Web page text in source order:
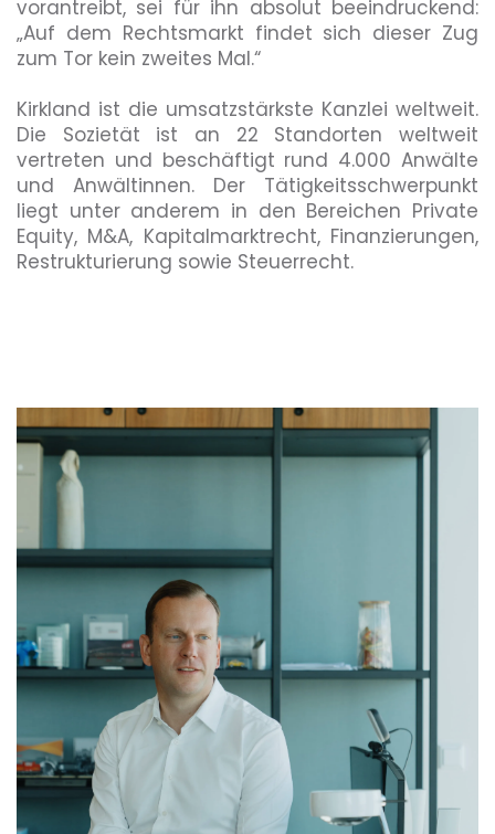
vorantreibt, sei für ihn absolut beeindruckend:
„Auf dem Rechtsmarkt findet sich dieser Zug
zum Tor kein zweites Mal.“
Kirkland ist die umsatzstärkste Kanzlei weltweit.
Die Sozietät ist an 22 Standorten weltweit
vertreten und beschäftigt rund 4.000 Anwälte
und Anwältinnen. Der Tätigkeitsschwerpunkt
liegt unter anderem in den Bereichen Private
Equity, M&A, Kapitalmarktrecht, Finanzierungen,
Restrukturierung sowie Steuerrecht.